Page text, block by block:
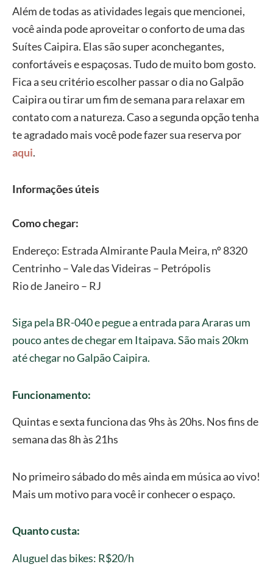
Além de todas as atividades legais que mencionei,
você ainda pode aproveitar o conforto de uma das
Suítes Caipira. Elas são super aconchegantes,
confortáveis e espaçosas. Tudo de muito bom gosto.
Fica a seu critério escolher passar o dia no Galpão
Caipira ou tirar um fim de semana para relaxar em
contato com a natureza. Caso a segunda opção tenha
te agradado mais você pode fazer sua reserva por
aqui.
Informações úteis
Como chegar:
Endereço: Estrada Almirante Paula Meira, nº 8320
Centrinho – Vale das Videiras – Petrópolis
Rio de Janeiro – RJ
Siga pela BR-040 e pegue a entrada para Araras um
pouco antes de chegar em Itaipava. São mais 20km
até chegar no Galpão Caipira.
Funcionamento:
Quintas e sexta funciona das 9hs às 20hs. Nos fins de
semana das 8h às 21hs
No primeiro sábado do mês ainda em música ao vivo!
Mais um motivo para você ir conhecer o espaço.
Quanto custa:
Aluguel das bikes: R$20/h